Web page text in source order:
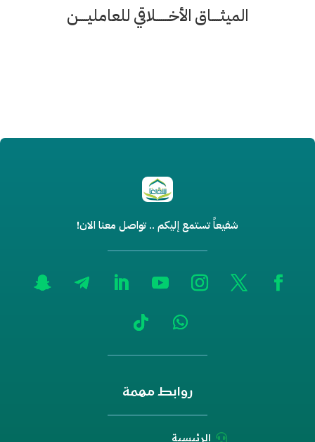
الميثــــاق الأخــــــلاقي للعامليــــن
شفيعاً تستمع إليكم .. تواصل معنا الان!
روابط مهمة
 الرئيسية